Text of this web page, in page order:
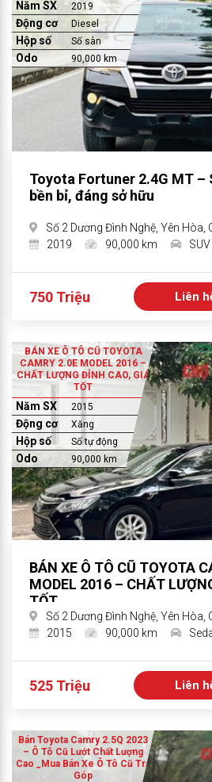
Năm SX 2019
Động cơ Diesel
Hộp số Số sàn
Odo 90,000 km
Toyota Fortuner 2.4G MT –
bền bỉ, đáng sở hữu
Số 2 Dương Đình Nghệ, Yên Hòa,
2019
90,000 km SUV
750 Triệu Liên
BÁN XE Ô TÔ CŨ TOYOTA
CAMRY 2.0E MODEL 2016 –
CHẤT LƯỢNG ĐỈNH CAO, GIÁ
TỐT
Năm SX 2015
Động cơ Xăng
Hộp số Số tự động
Odo 90,000 km
BÁN XE Ô TÔ CŨ TOYOTA
MODEL 2016 – CHẤT
TỐT
Số 2 Dương Đình Nghệ, Yên Hòa,
2015
90,000 km
525 Triệu Liên
Bán Toyota Camry 2.5Q 2023
– Ô Tô Cũ Lướt Chất Lượng
Cao _Mua Bán Xe Ô Tô Cũ Trả
Góp